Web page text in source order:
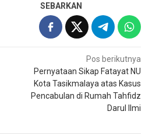
SEBARKAN
Pos berikutnya
Pernyataan Sikap Fatayat NU
Kota Tasikmalaya atas Kasus
Pencabulan di Rumah Tahfidz
Darul Ilmi